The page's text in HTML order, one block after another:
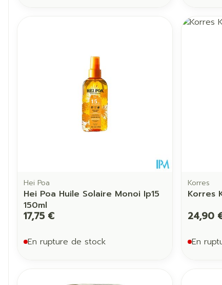
Hei Poa
Hei Poa Huile Solaire Monoi Ip15
150ml
17,75 €
En rupture de stock
Korres
Korres
24,90
En